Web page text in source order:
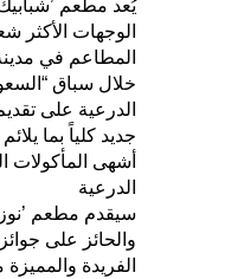
يُعد مطعم
الوجهات الأكثر
المطاعم في
خلال سباق
الدرعية على
جديد كلياً بما
أشهى المأكولات
الدرعية
سيقدم مطعم
والحائز على
الفريدة